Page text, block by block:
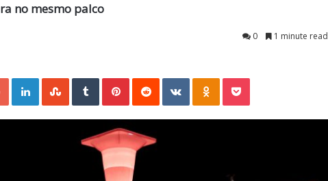
no mesmo palco
0
1 minute read
Google+ LinkedIn StumbleUpon Tumblr VKontakte